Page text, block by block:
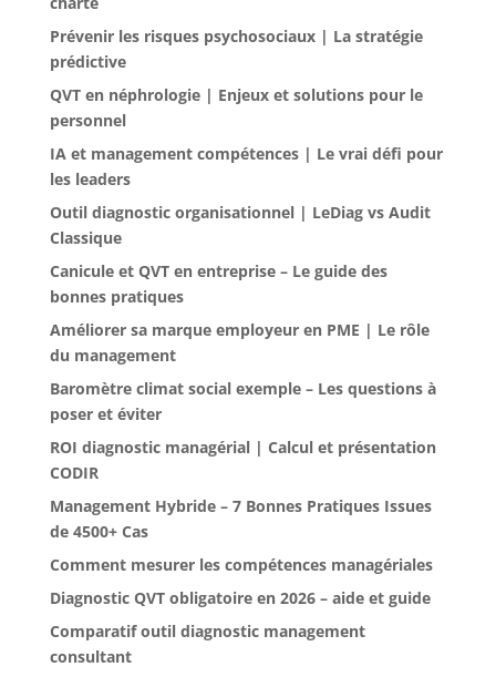
Prévenir les risques psychosociaux | La stratégie
prédictive
QVT en néphrologie | Enjeux et solutions pour le
personnel
IA et management compétences | Le vrai défi pour
les leaders
Outil diagnostic organisationnel | LeDiag vs Audit
Classique
Canicule et QVT en entreprise – Le guide des
bonnes pratiques
Améliorer sa marque employeur en PME | Le rôle
du management
Baromètre climat social exemple – Les questions à
poser et éviter
ROI diagnostic managérial | Calcul et présentation
CODIR
Management Hybride – 7 Bonnes Pratiques Issues
de 4500+ Cas
Comment mesurer les compétences managériales
Diagnostic QVT obligatoire en 2026 – aide et guide
Comparatif outil diagnostic management
consultant